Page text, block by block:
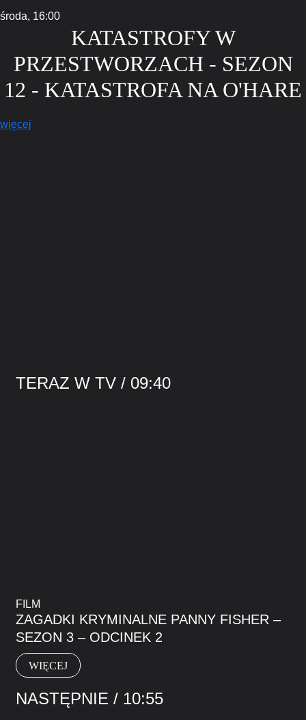
środa, 16:00
KATASTROFY W
PRZESTWORZACH - SEZON
12 - KATASTROFA NA O'HARE
więcej
TERAZ W TV / 09:40
FILM
ZAGADKI KRYMINALNE PANNY FISHER –
SEZON 3 – ODCINEK 2
WIĘCEJ
NASTĘPNIE / 10:55